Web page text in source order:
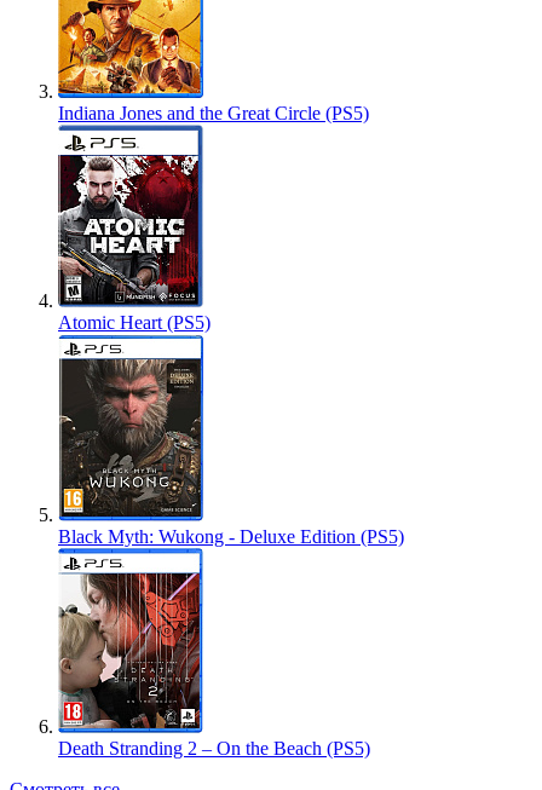
Indiana Jones and the Great Circle (PS5)
Atomic Heart (PS5)
Black Myth: Wukong - Deluxe Edition (PS5)
Death Stranding 2 – On the Beach (PS5)